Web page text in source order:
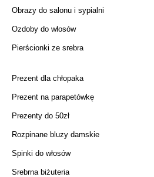
Obrazy do salonu i sypialni
Ozdoby do włosów
Pierścionki ze srebra
Prezent dla chłopaka
Prezent na parapetówkę
Prezenty do 50zł
Rozpinane bluzy damskie
Spinki do włosów
Srebrna biżuteria